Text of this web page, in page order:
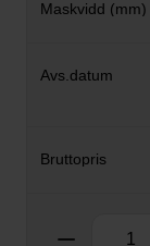
Ta bort